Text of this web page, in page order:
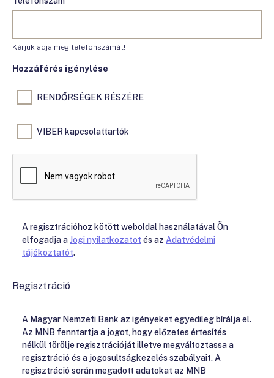
Kérjük adja meg telefonszámát!
Hozzáférés igénylése
RENDŐRSÉGEK RÉSZÉRE
VIBER kapcsolattartók
A regisztrációhoz kötött weboldal használatával Ön
elfogadja aJogi nyilatkozatot és az Adatvédelmi
tájékoztatót.
Regisztráció
A Magyar Nemzeti Bank az igényeket egyedileg bírálja el.
Az MNB fenntartja a jogot, hogy előzetes értesítés
nélkül törölje regisztrációját illetve megváltoztassa a
regisztráció és a jogosultságkezelés szabályait. A
regisztráció során megadott adatokat az MNB